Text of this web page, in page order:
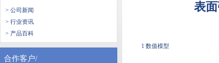
> 公司新闻
> 行业资讯
> 产品百科
合作客户/
表
1 数值模型